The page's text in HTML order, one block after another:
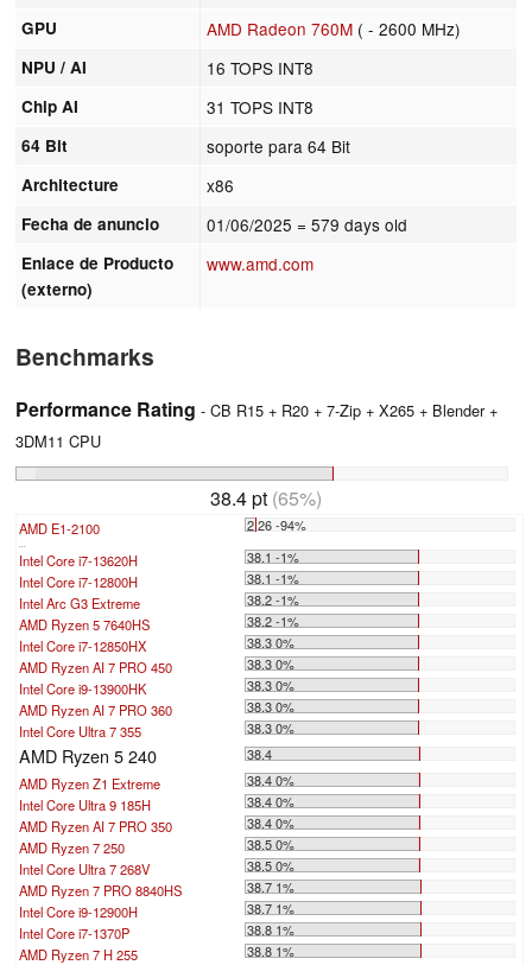
GPU AMD Radeon 760M ( - 2600 MHz)
NPU / AI 16 TOPS INT8
Chip AI 31 TOPS INT8
64 Bit soporte para 64 Bit
Architecture x86
Fecha de anuncio 01/06/2025 = 579 days old
Enlace de Producto
(externo)
www.amd.com
Benchmarks
Performance Rating - CB R15 + R20 + 7-Zip + X265 + Blender +
3DM11 CPU
38.4 pt (65%)
AMD E1-2100 2.26 -94%
Intel Core i7-13620H
38.1 -1%
Intel Core i7-12800H
38.1 -1%
Intel Arc G3 Extreme
38.2 -1%
AMD Ryzen 5 7640HS
38.2 -1%
Intel Core i7-12850HX
38.3 0%
AMD Ryzen AI 7 PRO 450
38.3 0%
Intel Core i9-13900HK
38.3 0%
AMD Ryzen AI 7 PRO 360
38.3 0%
Intel Core Ultra 7 355
38.3 0%
AMD Ryzen 5 240
38.4
AMD Ryzen Z1 Extreme
38.4 0%
Intel Core Ultra 9 185H
38.4 0%
AMD Ryzen AI 7 PRO 350
38.4 0%
AMD Ryzen 7 250
38.5 0%
Intel Core Ultra 7 268V
38.5 0%
AMD Ryzen 7 PRO 8840HS
38.7 1%
Intel Core i9-12900H
38.7 1%
Intel Core i7-1370P
38.8 1%
AMD Ryzen 7 H 255
38.8 1%